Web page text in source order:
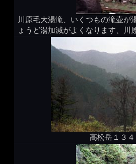
川原毛大湯滝、いくつもの滝壷が
ょうど湯加減がよくなります、川
高松岳１３４